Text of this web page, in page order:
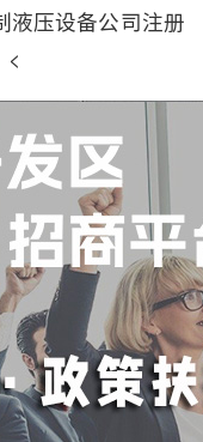
液压设备公司注册
<